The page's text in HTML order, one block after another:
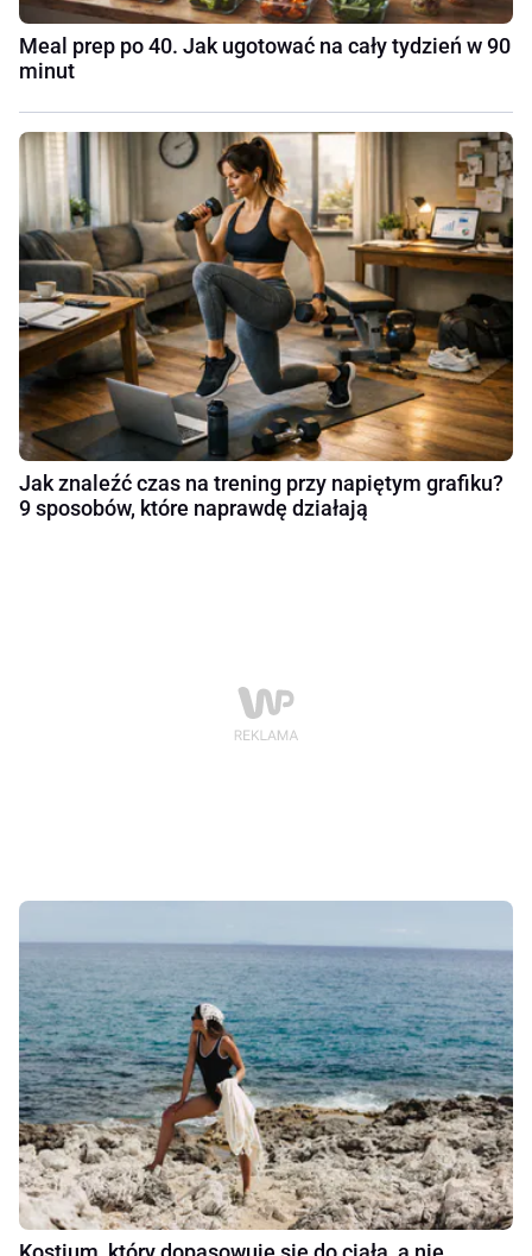
Meal prep po 40. Jak ugotować na cały tydzień w 90
minut
Jak znaleźć czas na trening przy napiętym grafiku?
9 sposobów, które naprawdę działają